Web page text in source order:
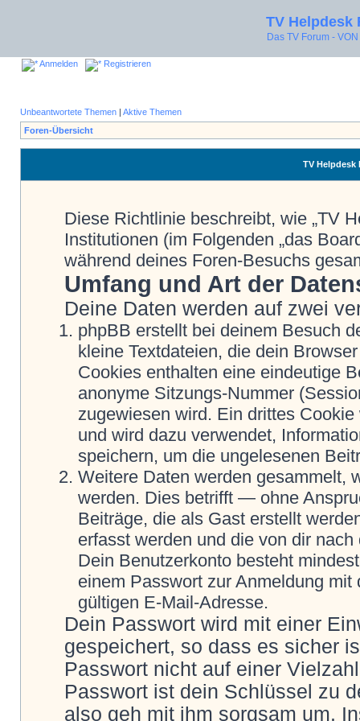
TV Helpdesk
Das TV Forum -
Anmelden Registrieren
Unbeantwortete Themen | Aktive Themen
Foren-Übersicht
TV
Diese Richtlinie beschreibt, wie „TV
Institutionen (im Folgenden „das
während deines Foren-Besuchs
Umfang und Art der
Deine Daten werden auf zwei
phpBB erstellt bei deinem Besuch
kleine Textdateien, die dein
Cookies enthalten eine eindeutige
anonyme Sitzungs-Nummer
zugewiesen wird. Ein drittes
und wird dazu verwendet,
speichern, um die ungelesenen
Weitere Daten werden gesammelt,
werden. Dies betrifft — ohne
Beiträge, die als Gast erstellt
erfasst werden und die von dir
Dein Benutzerkonto besteht
einem Passwort zur Anmeldung
gültigen E-Mail-Adresse.
Dein Passwort wird mit einer
gespeichert, so dass es sicher
Passwort nicht auf einer
Passwort ist dein Schlüssel zu
also geh mit ihm sorgsam um.